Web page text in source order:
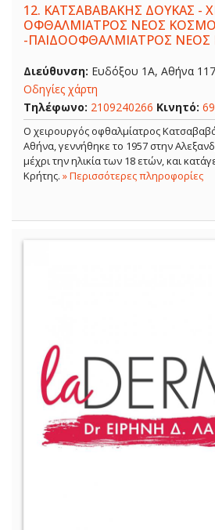
12. ΚΑΤΣΑΒΑΒΑΚΗΣ ΔΟΥΚΑΣ -
ΟΦΘΑΛΜΙΑΤΡΟΣ ΝΕΟΣ
-ΠΑΙΔΟΟΦΘΑΛΜΙΑΤΡΟΣ
Διεύθυνση: Ευδόξου 1Α, Αθήνα 117
Οδηγίες χάρτη
Τηλέφωνο: 2109240266 Κινητό:
Ο χειρουργός οφθαλμίατρος
Αθήνα, γεννήθηκε το 1957 στην
μέχρι την ηλικία των 18 ετών, και
Κρήτης. » Περισσότερες πληροφορίες